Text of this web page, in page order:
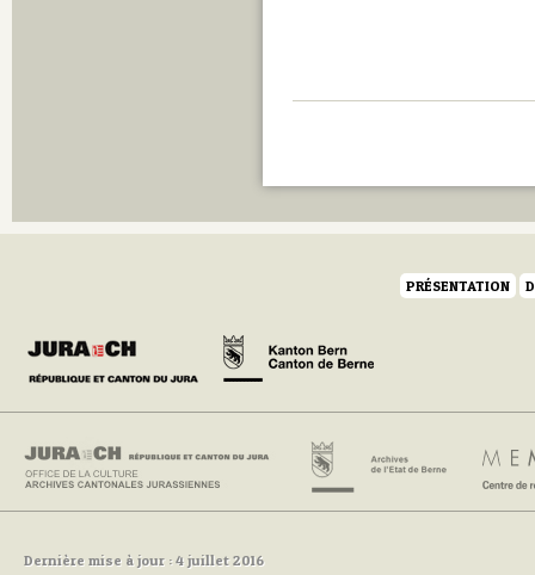
PRÉSENTATION
Dernière mise à jour : 4 juillet 2016